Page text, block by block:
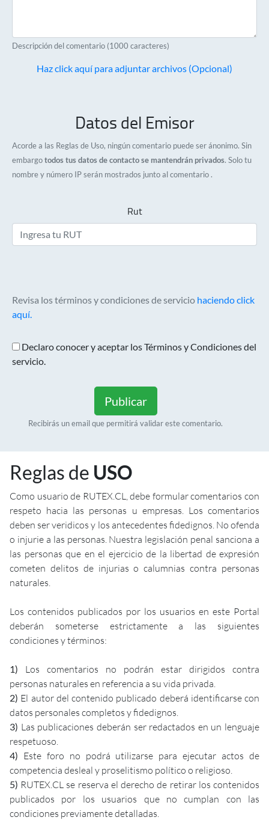
Descripción del comentario (1000 caracteres)
Haz click aquí para adjuntar archivos (Opcional)
Datos del Emisor
Acorde a las Reglas de Uso, ningún comentario puede ser ánonimo. Sin
embargotodos tus datos de contacto se mantendrán privados. Solo tu
nombre y número IP serán mostrados junto al comentario .
Rut
Revisa los términos y condiciones de servicio haciendo click
aquí.
Declaro conocer y aceptar los Términos y Condiciones del
servicio.
Publicar
Recibirás un email que permitirá validar este comentario.
Reglas de USO
Como usuario de RUTEX.CL, debe formular comentarios con
respeto hacia las personas u empresas. Los comentarios
deben ser veridicos y los antecedentes fidedignos. No ofenda
o injurie a las personas. Nuestra legislación penal sanciona a
las personas que en el ejercicio de la libertad de expresión
cometen delitos de injurias o calumnias contra personas
naturales.
Los contenidos publicados por los usuarios en este Portal
deberán someterse estrictamente a las siguientes
condiciones y términos:
1) Los comentarios no podrán estar dirigidos contra
personas naturales en referencia a su vida privada.
2) El autor del contenido publicado deberá identificarse con
datos personales completos y fidedignos.
3) Las publicaciones deberán ser redactados en un lenguaje
respetuoso.
4) Este foro no podrá utilizarse para ejecutar actos de
competencia desleal y proselitismo político o religioso.
5) RUTEX.CL se reserva el derecho de retirar los contenidos
publicados por los usuarios que no cumplan con las
condiciones previamente detalladas.